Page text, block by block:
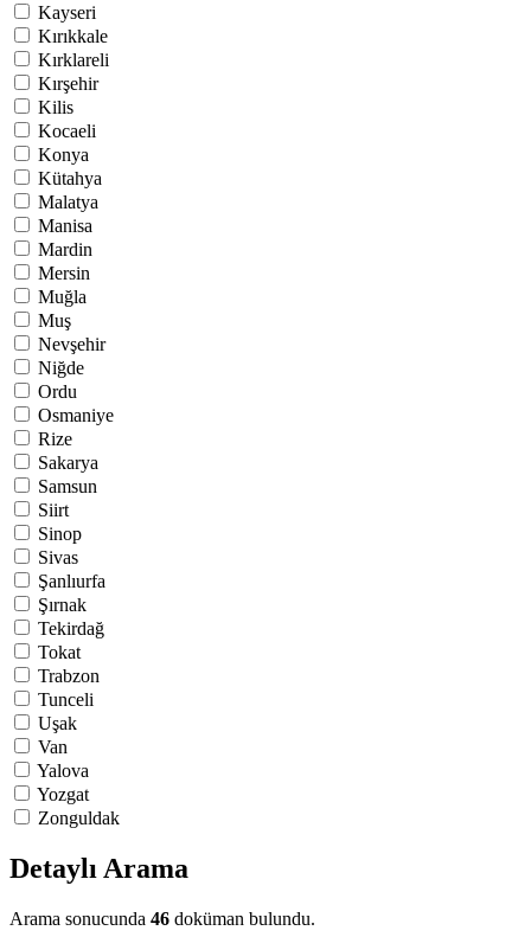
Kayseri
Kırıkkale
Kırklareli
Kırşehir
Kilis
Kocaeli
Konya
Kütahya
Malatya
Manisa
Mardin
Mersin
Muğla
Muş
Nevşehir
Niğde
Ordu
Osmaniye
Rize
Sakarya
Samsun
Siirt
Sinop
Sivas
Şanlıurfa
Şırnak
Tekirdağ
Tokat
Trabzon
Tunceli
Uşak
Van
Yalova
Yozgat
Zonguldak
Detaylı Arama
Arama sonucunda 46 doküman bulundu.